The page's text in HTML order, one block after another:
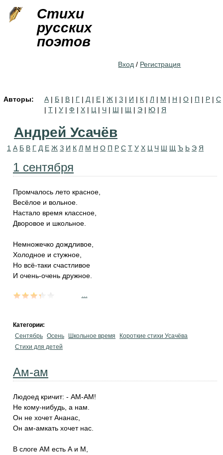
Стихи
русских
поэтов
Вход / Регистрация
Авторы: А | Б | В | Г | Д | Е | Ж | З | И | К | Л | М | Н | О | П | Р | С
| Т | У | Ф | Х | Ц | Ч | Ш | Щ | Э | Ю | Я
Андрей Усачёв
1 А Б В Г Д Е Ж З И К Л М Н О П Р С Т У Х Ц Ч Ш Щ Ъ Ь Э Я
1 сентября
Промчалось лето красное,
Весёлое и вольное.
Настало время классное,
Дворовое и школьное.
Немножечко дождливое,
Холодное и стужное,
Но всё-таки счастливое
И очень-очень дружное.
Категории:
Сентябрь Осень Школьное время
Короткие стихи Усачёва
Стихи для детей
Ам-ам
Людоед кричит: - АМ-АМ!
Не кому-нибудь, а нам.
Он не хочет Ананас,
Он ам-амкать хочет нас.
В слоге АМ есть А и М,